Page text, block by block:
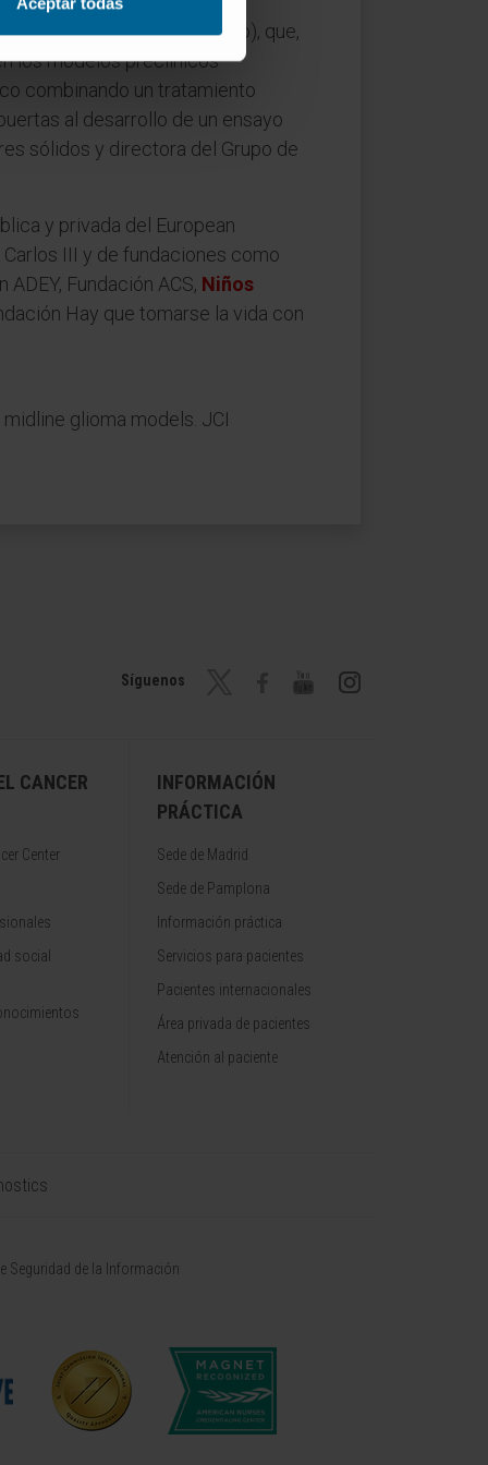
ARN(denominada aptámero), que,
los modelos preclínicos
combinando un tratamiento
al desarrollo de un ensayo
sólidos y directora del Grupo de
y privada del European
III y de fundaciones como
Fundación ACS, Niños
Hay que tomarse la vida con
glioma models. JCI
Síguenos
CANCER
Center
social
INFORMACIÓN
PRÁCTICA
Sede de Madrid
Sede de Pamplona
Información práctica
Servicios para pacientes
Pacientes internacionales
Área privada de pacientes
Atención al paciente
Seguridad de la Información